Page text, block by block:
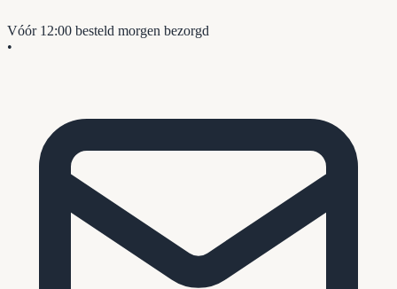
Vóór 12:00 besteld morgen bezorgd
•